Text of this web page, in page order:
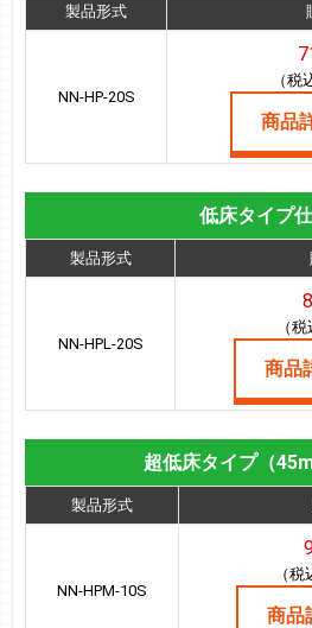
製品形式
NN-HP-20S
（税
商品
低床タイプ
製品形式
NN-HPL-20S
（
商品
超低床タイプ（
製品形式
NN-HPM-10S
（税
商品